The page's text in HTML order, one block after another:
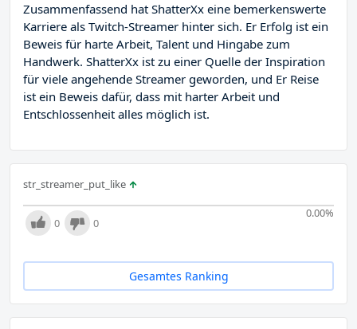
Zusammenfassend hat ShatterXx eine bemerkenswerte
Karriere als Twitch-Streamer hinter sich. Er Erfolg ist ein
Beweis für harte Arbeit, Talent und Hingabe zum
Handwerk. ShatterXx ist zu einer Quelle der Inspiration
für viele angehende Streamer geworden, und Er Reise
ist ein Beweis dafür, dass mit harter Arbeit und
Entschlossenheit alles möglich ist.
str_streamer_put_like
0.00%
0 0
Gesamtes Ranking